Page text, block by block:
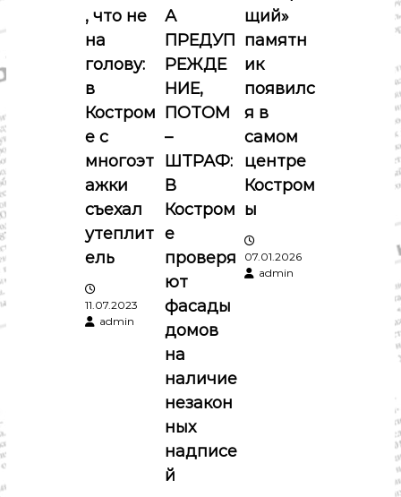
и
к
а
к
у
т
а
п
т
о
з
а
п
и
с
я
м
, что не
на
голову:
в
Костром
е с
многоэт
ажки
съехал
утеплит
ель
11.07.2023
admin
А
ПРЕДУП
РЕЖДЕ
НИЕ,
ПОТОМ
–
ШТРАФ:
В
Костром
е
проверя
ют
фасады
домов
на
наличие
незакон
ных
надписе
й
щий»
памятн
ик
появилс
я в
самом
центре
Костром
ы
07.01.2026
admin